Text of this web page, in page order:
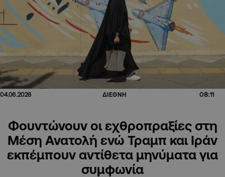
04.06.2026 ΔΙΕΘΝΗ 08:11
Φουντώνουν οι εχθροπραξίες στη
Μέση Ανατολή ενώ Τραμπ και Ιράν
εκπέμπουν αντίθετα μηνύματα για
συμφωνία